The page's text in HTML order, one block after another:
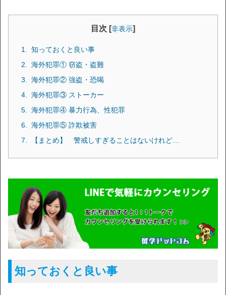
目次 [非表示]
知っておくと良い事
海外犯罪① 窃盗・盗難
海外犯罪② 強盗・恐喝
海外犯罪③ ストーカー
海外犯罪④ 暴力行為、性犯罪
海外犯罪⑤ 詐欺被害
【まとめ】 警戒しすぎることはないけれど…
知っておくと良い事